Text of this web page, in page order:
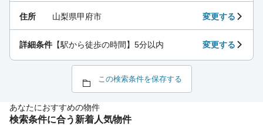
住所 山梨県甲府市 変更する
詳細条件 【駅から徒歩の時間】5分以内 変更する
この検索条件を保存する
あなたにおすすめの物件
検索条件に合う新着人気物件